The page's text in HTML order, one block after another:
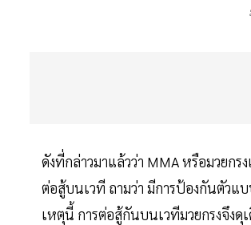
ดังที่กล่าวมาแล้วว่า MMA หรือมวยก
ต่อสู้บนเวที ถามว่า มีการป้องกันตัวแ
เหตุนี้ การต่อสู้กันบนเวทีมวยกรงจึง